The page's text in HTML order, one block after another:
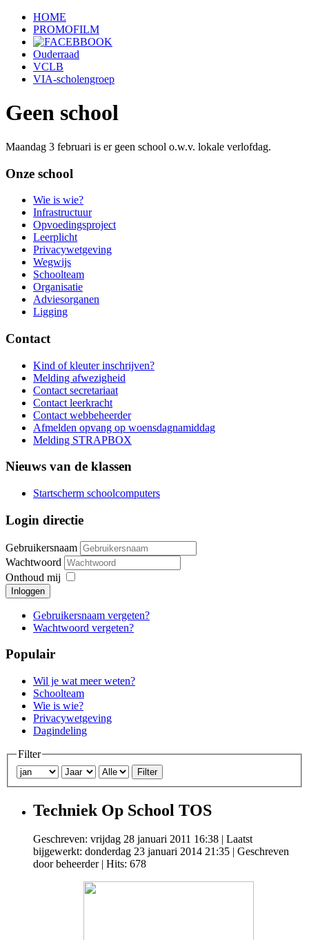
HOME
PROMOFILM
Ouderraad
VCLB
VIA-scholengroep
Geen school
Maandag 3 februari is er geen school o.w.v. lokale verlofdag.
Onze school
Wie is wie?
Infrastructuur
Opvoedingsproject
Leerplicht
Privacywetgeving
Wegwijs
Schoolteam
Organisatie
Adviesorganen
Ligging
Contact
Kind of kleuter inschrijven?
Melding afwezigheid
Contact secretariaat
Contact leerkracht
Contact webbeheerder
Afmelden opvang op woensdagnamiddag
Melding STRAPBOX
Nieuws van de klassen
Startscherm schoolcomputers
Login directie
Gebruikersnaam
Wachtwoord
Onthoud mij
Inloggen
Gebruikersnaam vergeten?
Wachtwoord vergeten?
Populair
Wil je wat meer weten?
Schoolteam
Wie is wie?
Privacywetgeving
Dagindeling
Filter
Filter
Techniek Op School TOS
Geschreven: vrijdag 28 januari 2011 16:38
Laatst
bijgewerkt: donderdag 23 januari 2014 21:35
Geschreven
door beheerder| Hits: 678